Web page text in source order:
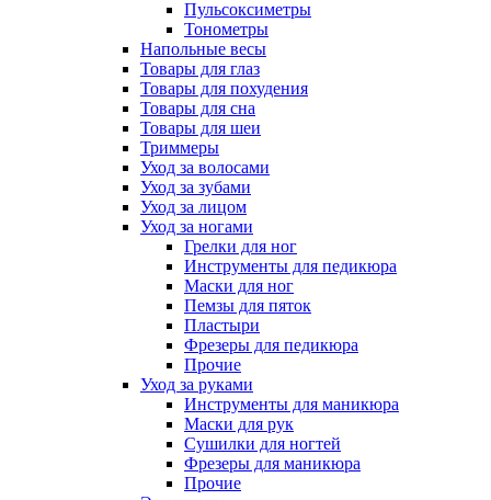
Пульсоксиметры
Тонометры
Напольные весы
Товары для глаз
Товары для похудения
Товары для сна
Товары для шеи
Триммеры
Уход за волосами
Уход за зубами
Уход за лицом
Уход за ногами
Грелки для ног
Инструменты для педикюра
Маски для ног
Пемзы для пяток
Пластыри
Фрезеры для педикюра
Прочие
Уход за руками
Инструменты для маникюра
Маски для рук
Сушилки для ногтей
Фрезеры для маникюра
Прочие